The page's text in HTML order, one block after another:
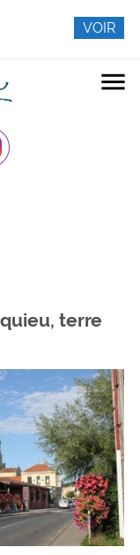
menu
terre
VOIR